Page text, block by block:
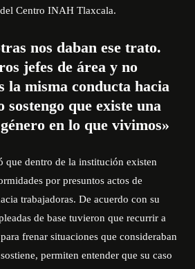
Centro INAH Tlaxcala.
nos daban ese trato.
jefes de área y no
la misma conducta hacia
sostengo que existe una
en lo que vivimos»
que dentro de la institución existen
por presuntos actos de
trabajadoras. De acuerdo con su
de base tuvieron que recurrir a
frenar situaciones que consideraban
permiten entender que su caso